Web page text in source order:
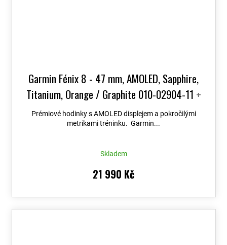
Garmin Fénix 8 - 47 mm, AMOLED, Sapphire,
Titanium, Orange / Graphite 010-02904-11 +
možnost výměny do 90 dní + Topo Czech PRO
Voucher
Prémiové hodinky s AMOLED displejem a pokročilými
metrikami tréninku. Garmin...
Skladem
21 990 Kč